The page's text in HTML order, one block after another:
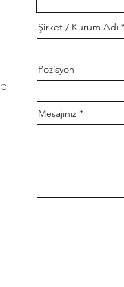
Şirket / Kurum Adı
Pozisyon
Mesajınız